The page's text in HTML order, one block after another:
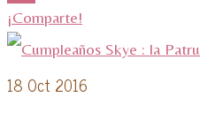
¡Comparte!
18 Oct 2016